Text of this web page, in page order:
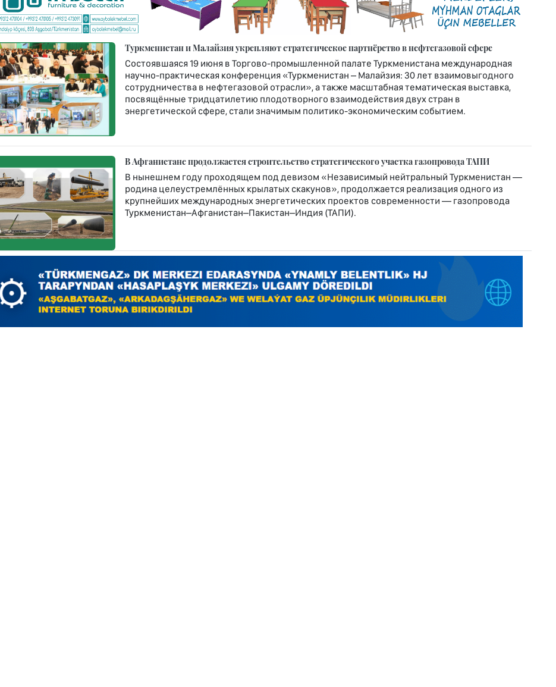
Туркменистан и Малайзия укрепляют стратегическое партнёрство в нефтегазовой сфере
Состоявшаяся 19 июня в Торгово-промышленной палате Туркменистана международная
научно-практическая конференция «Туркменистан – Малайзия: 30 лет взаимовыгодного
сотрудничества в нефтегазовой отрасли», а также масштабная тематическая выставка,
посвящённые тридцатилетию плодотворного взаимодействия двух стран в
энергетической сфере, стали значимым политико-экономическим событием.
В Афганистане продолжается строительство стратегического участка газопровода ТАПИ
В нынешнем году проходящем под девизом «Независимый нейтральный Туркменистан —
родина целеустремлённых крылатых скакунов», продолжается реализация одного из
крупнейших международных энергетических проектов современности — газопровода
Туркменистан–Афганистан–Пакистан–Индия (ТАПИ).